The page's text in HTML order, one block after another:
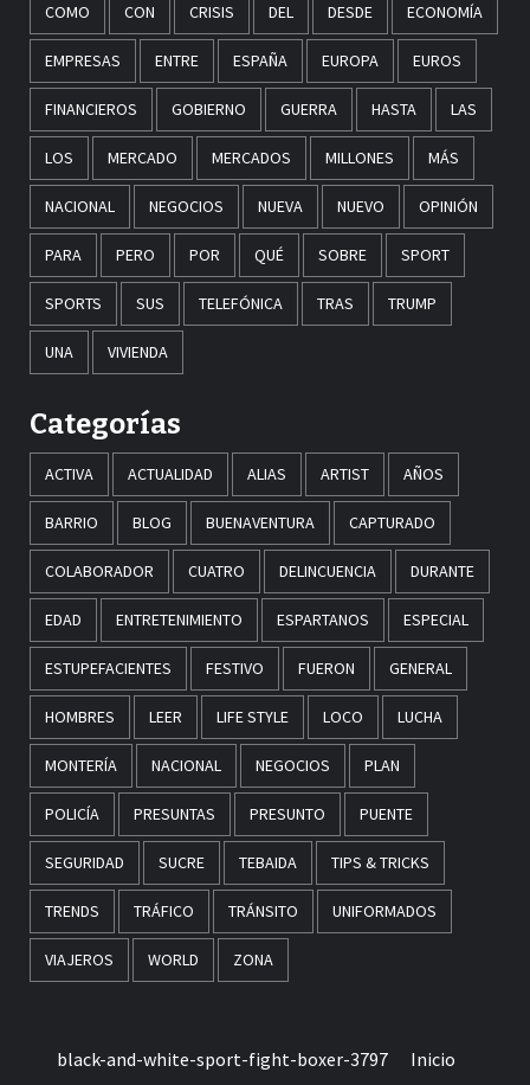
COMO CON CRISIS DEL DESDE ECONOMÍA
EMPRESAS ENTRE ESPAÑA EUROPA EUROS
FINANCIEROS GOBIERNO GUERRA HASTA LAS
LOS MERCADO MERCADOS MILLONES MÁS
NACIONAL NEGOCIOS NUEVA NUEVO OPINIÓN
PARA PERO POR QUÉ SOBRE SPORT
SPORTS SUS TELEFÓNICA TRAS TRUMP
UNA VIVIENDA
Categorías
ACTIVA ACTUALIDAD ALIAS ARTIST AÑOS
BARRIO BLOG BUENAVENTURA CAPTURADO
COLABORADOR CUATRO DELINCUENCIA DURANTE
EDAD ENTRETENIMIENTO ESPARTANOS ESPECIAL
ESTUPEFACIENTES FESTIVO FUERON GENERAL
HOMBRES LEER LIFE STYLE LOCO LUCHA
MONTERÍA NACIONAL NEGOCIOS PLAN
POLICÍA PRESUNTAS PRESUNTO PUENTE
SEGURIDAD SUCRE TEBAIDA TIPS & TRICKS
TRENDS TRÁFICO TRÁNSITO UNIFORMADOS
VIAJEROS WORLD ZONA
black-and-white-sport-fight-boxer-3797 Inicio